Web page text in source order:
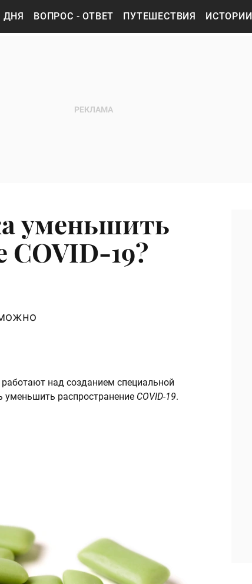
ДНЯ ВОПРОС - ОТВЕТ ПУТЕШЕСТВИЯ ИСТОРИИ
уменьшить
COVID-19?
над созданием специальной
уменьшить распространение COVID-19.